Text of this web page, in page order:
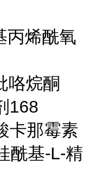
丙烯酰氧
咯烷酮
168
卡那霉素
酰基-L-精